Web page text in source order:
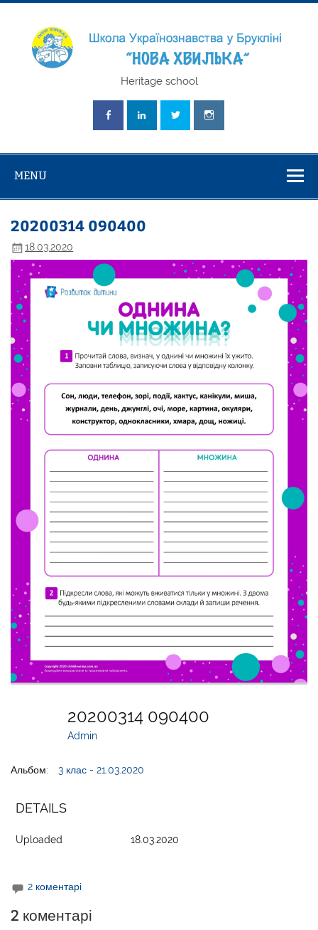
Skip
"Нова
Heritage school
MENU
20200314 090400
18.03.2020
20200314 090400
Admin
Альбом: 3 клас - 21.03.2020
DETAILS
Uploaded 18.03.2020
2 коментарі
2 коментарі